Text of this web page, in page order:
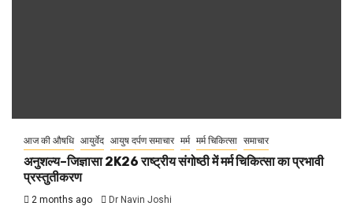
आज की औषधि आयुर्वेद आयुष दर्पण समाचार मर्म मर्म चिकित्सा समाचार
अनुशल्य–जिज्ञासा 2K26 राष्ट्रीय संगोष्ठी में मर्म चिकित्सा का प्रभावी
प्रस्तुतीकरण
2 months ago Dr Navin Joshi